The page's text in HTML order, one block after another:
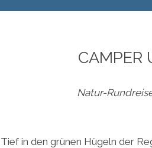
CAMPER
Natur-
Tief in den grünen Hügeln der